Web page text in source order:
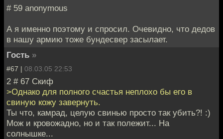
# 59 anonymous
А я именно поэтому и спросил. Очевидно, что дедов
в нашу армию тоже бундесвер засылает.
Гость »
#67 | 08.03.05 22:53
2 # 67 Скиф
>Однако для полного счастья неплохо бы его в
свиную кожу завернуть.
Ты что, камрад, целую свинью просто так убить?! :)
Мож и кровожадно, но и так полежит... На
солнышке...